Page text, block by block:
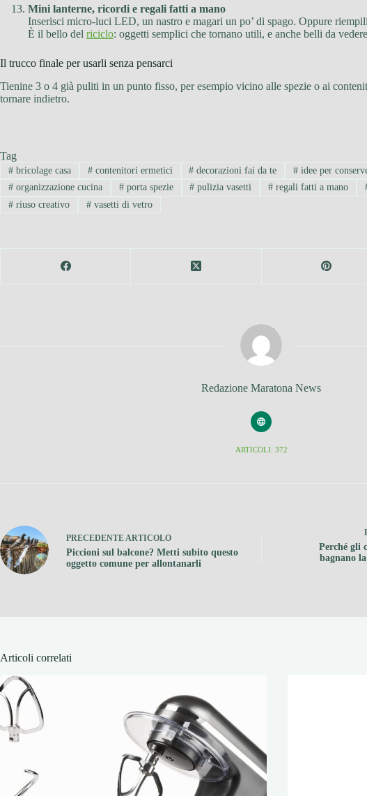
Mini lanterne, ricordi e regali fatti a mano
Inserisci micro-luci LED, un nastro e magari un po’ di spago. Oppure
È il bello del riciclo: oggetti semplici che tornano utili, e anche belli da
Il trucco finale per usarli senza pensarci
Tienine 3 o 4 già puliti in un punto fisso, per esempio vicino alle spezie o ai
tornare indietro.
Tag
#bricolage casa #contenitori ermetici # decorazioni fai da te # idee per
#organizzazione cucina #porta spezie # pulizia vasetti # regali fatti a mano
#riuso creativo #vasetti di vetro
Redazione Maratona News
ARTICOLI: 372
PRECEDENTEARTICOLO
Piccioni sul balcone? Metti subito questo
oggetto comune per allontanarli
Perché gli
bagnano
Articoli correlati